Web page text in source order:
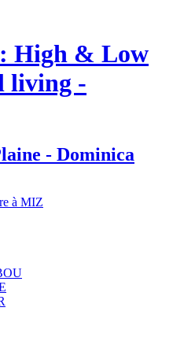
High & Low
living -
- Dominica
à MIZ